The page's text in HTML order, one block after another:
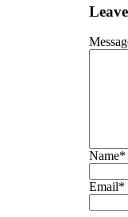
Name*
Email*